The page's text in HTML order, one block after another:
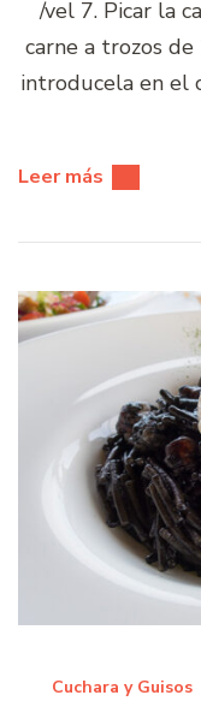
/vel 7. Picar la
carne a trozos
introducela en el
Leer más
Cuchara y Guisos